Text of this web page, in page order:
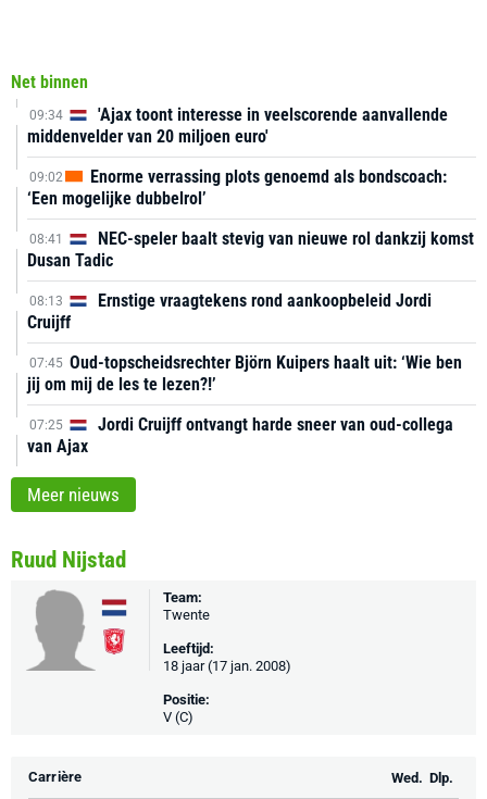
Net binnen
09:34
'Ajax toont interesse in veelscorende aanvallende
middenvelder van 20 miljoen euro'
09:02
Enorme verrassing plots genoemd als bondscoach:
‘Een mogelijke dubbelrol’
08:41
NEC-speler baalt stevig van nieuwe rol dankzij komst
Dusan Tadic
08:13
Ernstige vraagtekens rond aankoopbeleid Jordi
Cruijff
07:45 Oud-topscheidsrechter Björn Kuipers haalt uit: ‘Wie ben
jij om mij de les te lezen?!’
07:25
Jordi Cruijff ontvangt harde sneer van oud-collega
van Ajax
Meer nieuws
Ruud Nijstad
Team:
Twente
Leeftijd:
18 jaar (17 jan. 2008)
Positie:
V (C)
Carrière Wed. Dlp.